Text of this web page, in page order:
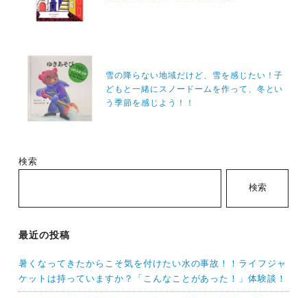
雪の降らない地域だけど、雪を感じたい！子
どもと一緒にスノードームを作って、冬とい
う季節を感じよう！！
検索
検索
最近の投稿
暑くなってきたからこそ気を付けたい水の事故！！ライフジャ
ケットは持っていますか？「こんなことがあった！」体験談！